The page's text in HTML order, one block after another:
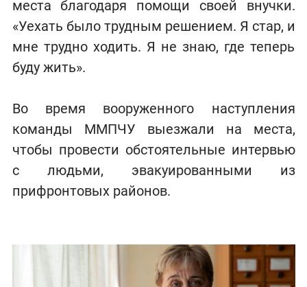
места благодаря помощи своей внучки.
«Уехать было трудным решением. Я стар, и
мне трудно ходить. Я не знаю, где теперь
буду жить».
Во время вооруженного наступления
команды ММПЧУ выезжали на места,
чтобы провести обстоятельные интервью
с людьми, эвакуированными из
прифронтовых районов.